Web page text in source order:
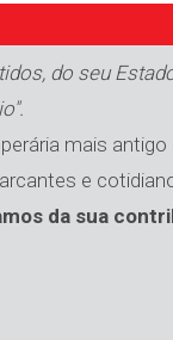
do seu
mais
e
da sua